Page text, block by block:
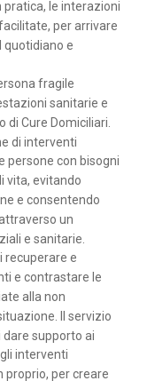
pratica, le interazioni
per arrivare
quotidiano e
fragile
sanitarie e
di Cure Domiciliari.
di interventi
persone con bisogni
vita, evitando
e consentendo
un
e sanitarie.
recuperare e
e contrastare le
alla non
Il servizio
supporto ai
interventi
proprio, per creare